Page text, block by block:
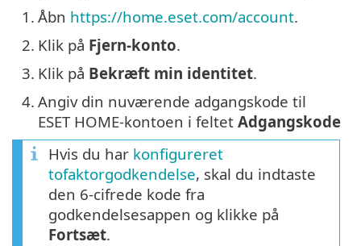
1. Åbn https://home.eset.com/account.
2. Klik på Fjern-konto.
3. Klik på Bekræft min identitet.
4. Angiv din nuværende adgangskode til
ESET HOME-kontoen i feltet Adgangskode
Hvis du har konfigureret
tofaktorgodkendelse, skal du indtaste
den 6-cifrede kode fra
godkendelsesappen og klikke på
Fortsæt.